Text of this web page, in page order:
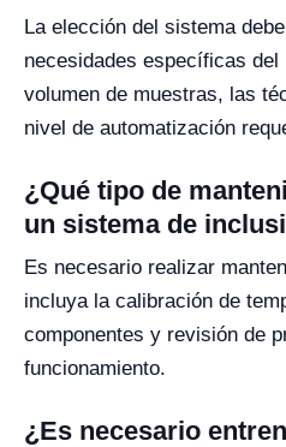
La elección del sistema
necesidades específicas
volumen de muestras, las
nivel de automatización
¿Qué tipo de
un sistema de
Es necesario realizar
incluya la calibración de
componentes y revisión de
funcionamiento.
¿Es necesario